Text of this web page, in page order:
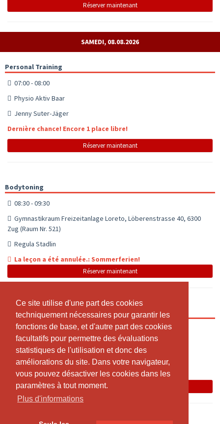
Ce site utilise d'une part des cookies
techniquement nécessaires pour garantir les
fonctions de base, et d'autre part des cookies
facultatifs pour permettre des évaluations
statistiques de l'utilisation et donc des
améliorations du site. Dans votre navigateur,
vous pouvez désactiver les cookies dans les
paramètres à tout moment.
Plus d'informations
Ce site utilise d'une part des cookies
techniquement nécessaires pour garantir les
fonctions de base, et d'autre part des cookies
facultatifs pour permettre des évaluations
statistiques de l'utilisation et donc des
améliorations du site. Dans votre navigateur,
vous pouvez désactiver les cookies dans les
paramètres à tout moment.
Plus d'informations
Réserver maintenant
SAMEDI, 08.08.2026
Personal Training
07:00 - 08:00
Physio Aktiv Baar
Jenny Suter-Jäger
Dernière chance! Encore 1 place libre!
Réserver maintenant
Bodytoning
08:30 - 09:30
Gymnastikraum Freizeitanlage Loreto, Löberenstrasse 40, 6300
Zug (Raum Nr. 521)
Regula Stadlin
La leçon a été annulée.: Sommerferien!
Réserver maintenant
Personal Training
12:00 - 13:00
Physio Aktiv Baar
Jenny Suter-Jäger
La leçon a été annulée.
Réserver maintenant